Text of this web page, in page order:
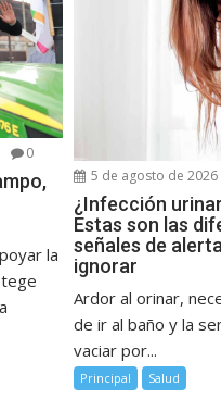
0
la
5 de agosto de 2026
¿Infección
Estas son las
señales de
ignorar
Ardor al orinar,
de ir al baño y la
vaciar por...
Principal Salud